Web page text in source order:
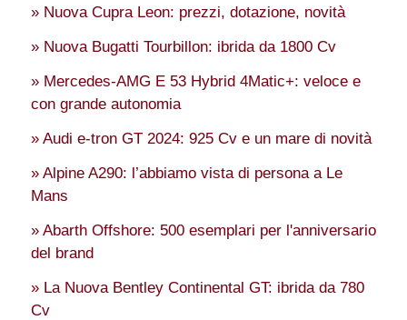
» Nuova Cupra Leon: prezzi, dotazione, novità
» Nuova Bugatti Tourbillon: ibrida da 1800 Cv
» Mercedes-AMG E 53 Hybrid 4Matic+: veloce e
con grande autonomia
» Audi e-tron GT 2024: 925 Cv e un mare di novità
» Alpine A290: l’abbiamo vista di persona a Le
Mans
» Abarth Offshore: 500 esemplari per l'anniversario
del brand
» La Nuova Bentley Continental GT: ibrida da 780
Cv